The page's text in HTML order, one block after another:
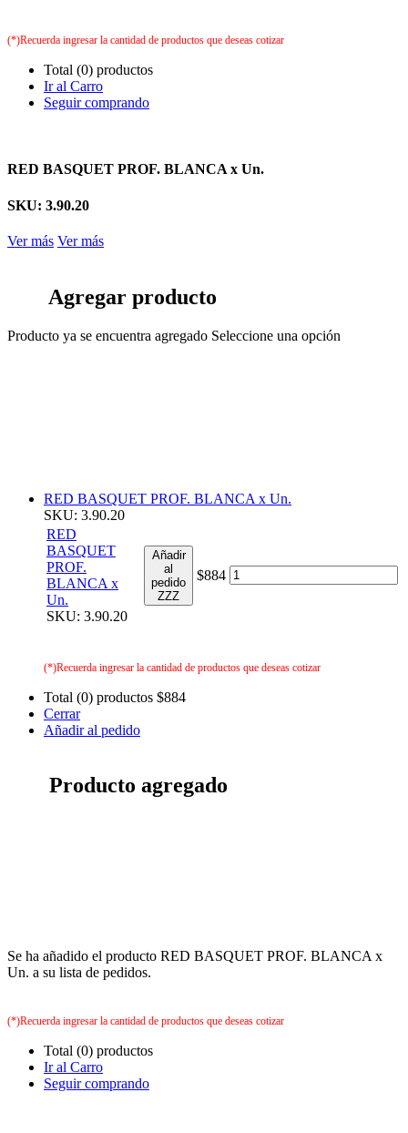
(*)Recuerda ingresar la cantidad de productos que deseas cotizar
Total (0) productos
Ir al Carro
Seguir comprando
RED BASQUET PROF. BLANCA x Un.
SKU: 3.90.20
Ver más Ver más
Agregar producto
Producto ya se encuentra agregado Seleccione una opción
RED BASQUET PROF. BLANCA x Un.
SKU: 3.90.20
RED
BASQUET
PROF.
BLANCA x
Un.
SKU: 3.90.20
Añadir
al
pedido
ZZZ
$884
(*)Recuerda ingresar la cantidad de productos que deseas cotizar
Total (0) productos $884
Cerrar
Añadir al pedido
Producto agregado
Se ha añadido el producto RED BASQUET PROF. BLANCA x
Un. a su lista de pedidos.
(*)Recuerda ingresar la cantidad de productos que deseas cotizar
Total (0) productos
Ir al Carro
Seguir comprando